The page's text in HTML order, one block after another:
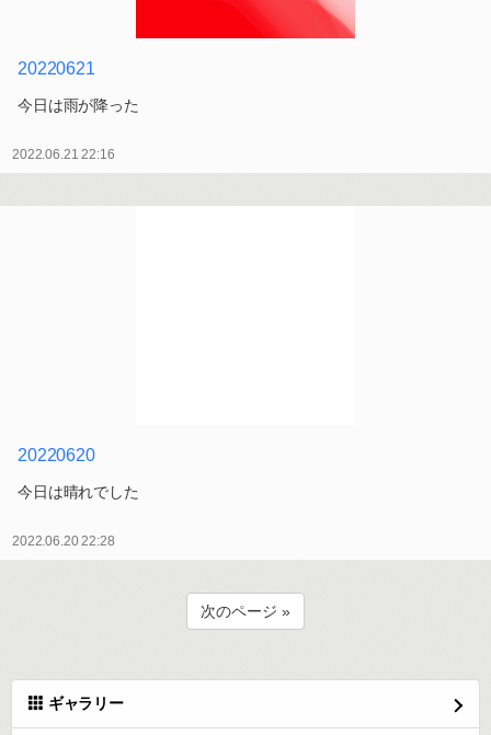
20220621
今日は雨が降った
2022.06.21 22:16
20220620
今日は晴れでした
2022.06.20 22:28
次のページ »
ギャラリー